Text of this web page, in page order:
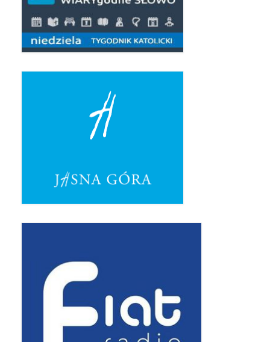
Kościół Stacyjny Wielkiego Postu 2021
Pierwsza Komunia Święta
Pierwsza Komunia Święta – Grupa 2
Pierwsza Komunia Święta – Grupa 3
Boże Ciało
Uroczystość Św. Jakuba Apostoła 2020
GODZINA ŚWIĘTA W ŚWIĘTO
MIŁOSIERDZIA BOŻEGO
Opłatek Wspólnot Parafialnych
Galerie 2019